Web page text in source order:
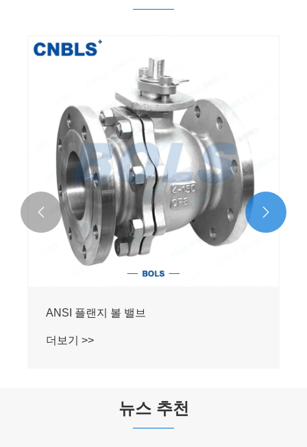
ANSI 스테인레스 스틸 플랜지 볼 밸브
더보기 >>
 
뉴스 추천